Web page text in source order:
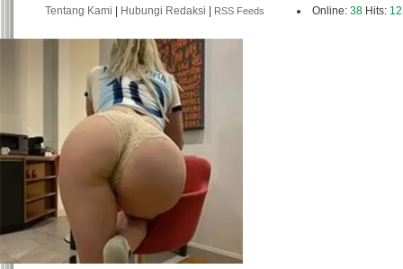
Tentang Kami Hubungi Redaksi RSS Feeds Online: 38 Hits: